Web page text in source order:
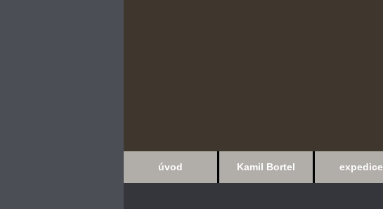
úvod Kamil Bortel expedice